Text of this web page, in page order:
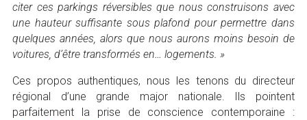
citer ces parkings réversibles que nous construisons avec
une hauteur suffisante sous plafond pour permettre dans
quelques années, alors que nous aurons moins besoin de
voitures, d’être transformés en… logements. »
Ces propos authentiques, nous les tenons du directeur
régional d’une grande major nationale. Ils pointent
parfaitement la prise de conscience contemporaine :